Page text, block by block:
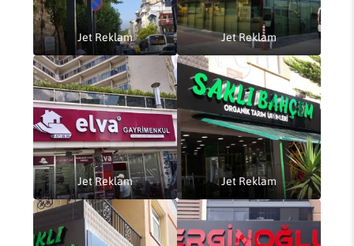
Jet Reklam Jet Reklam
Jet Reklam Jet Reklam